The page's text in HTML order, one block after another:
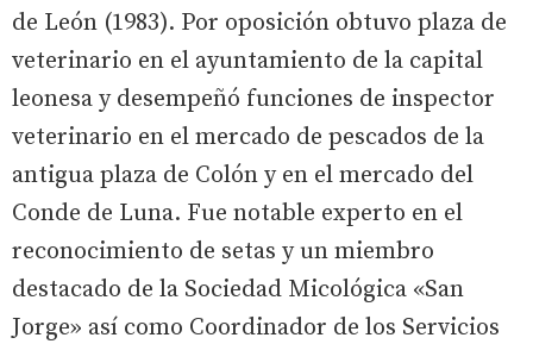
de León (1983). Por oposición obtuvo plaza de
veterinario en el ayuntamiento de la capital
leonesa y desempeñó funciones de inspector
veterinario en el mercado de pescados de la
antigua plaza de Colón y en el mercado del
Conde de Luna. Fue notable experto en el
reconocimiento de setas y un miembro
destacado de la Sociedad Micológica «San
Jorge» así como Coordinador de los Servicios